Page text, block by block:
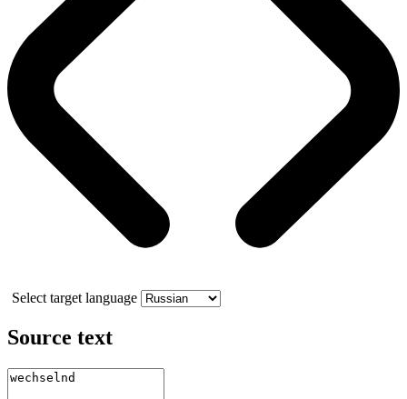
Select target language
Source text